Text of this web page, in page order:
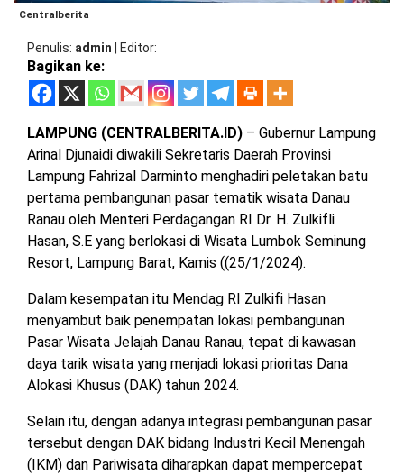
LAMPUNG
LAMPUNG
TIMUR
LAMPUNG
UTARA
MESUJI
PESISIR
BARAT
TULANG
BAWANG
TULANG
BAWANG
WAYKANAN
LAMSEL
DPRD
DPRD
LAMBAR
DPRD
LAMTIM
LAMPUNG
UTARA
DPRD
MESUJI
DPRD
PESISIR
BARAT
Centralberita
Penulis admin Editor
Bagikan ke:
LAMPUNG (CENTRALBERITA.ID) – Gubernur Lampung
Arinal Djunaidi diwakili Sekretaris Daerah Provinsi
Lampung Fahrizal Darminto menghadiri peletakan batu
pertama pembangunan pasar tematik wisata Danau
Ranau oleh Menteri Perdagangan RI Dr. H. Zulkifli
Hasan, S.E yang berlokasi di Wisata Lumbok Seminung
Resort, Lampung Barat, Kamis ((25/1/2024).
Dalam kesempatan itu Mendag RI Zulkifi Hasan
menyambut baik penempatan lokasi pembangunan
Pasar Wisata Jelajah Danau Ranau, tepat di kawasan
daya tarik wisata yang menjadi lokasi prioritas Dana
Alokasi Khusus (DAK) tahun 2024.
Selain itu, dengan adanya integrasi pembangunan pasar
tersebut dengan DAK bidang Industri Kecil Menengah
(IKM) dan Pariwisata diharapkan dapat mempercepat